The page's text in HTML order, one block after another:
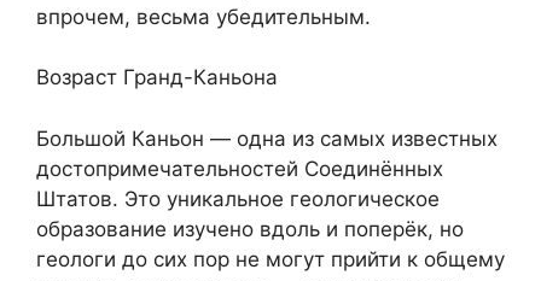
впрочем, весьма убедительным.
Возраст Гранд-Каньона
Большой Каньон — одна из самых известных
достопримечательностей Соединённых
Штатов. Это уникальное геологическое
образование изучено вдоль и поперёк, но
геологи до сих пор не могут прийти к общему